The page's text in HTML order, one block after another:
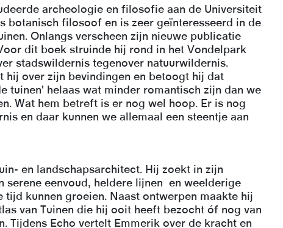
archeologie en filosofie aan de Universiteit
botanisch filosoof en is zeer geïnteresseerd in de
Onlangs verscheen zijn nieuwe publicatie
dit boek struinde hij rond in het Vondelpark
stadswildernis tegenover natuurwildernis.
hij over zijn bevindingen en betoogt hij dat
tuinen' helaas wat minder romantisch zijn dan we
Wat hem betreft is er nog wel hoop. Er is nog
en daar kunnen we allemaal een steentje aan
en landschapsarchitect. Hij zoekt in zijn
serene eenvoud, heldere lijnen en weelderige
tijd kunnen groeien. Naast ontwerpen maakte hij
van Tuinen die hij ooit heeft bezocht óf nog van
Tijdens Echo vertelt Emmerik over de kracht en